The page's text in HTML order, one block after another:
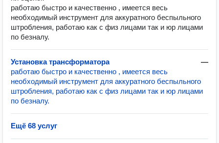
работаю быстро и качественно , имеется весь
необходимый инструмент для аккуратного беспыльного
штробления, работаю как с физ лицами так и юр лицами
по безналу.
Установка трансформатора
—
работаю быстро и качественно , имеется весь
необходимый инструмент для аккуратного беспыльного
штробления, работаю как с физ лицами так и юр лицами
по безналу.
Ещё 68 услуг